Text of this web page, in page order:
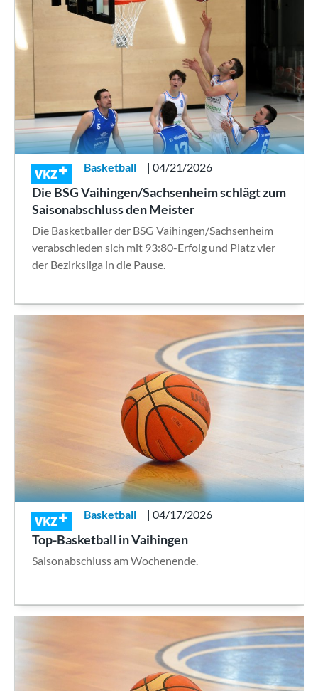
VKZ Basketball | 04/21/2026
Die BSG Vaihingen/Sachsenheim schlägt zum
Saisonabschluss den Meister
Die Basketballer der BSG Vaihingen/Sachsenheim
verabschieden sich mit 93:80-Erfolg und Platz vier
der Bezirksliga in die Pause.
VKZ Basketball | 04/17/2026
Top-Basketball in Vaihingen
Saisonabschluss am Wochenende.